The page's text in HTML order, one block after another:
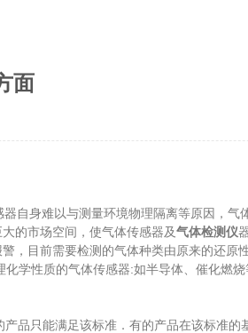
面
自身难以与测量环境物理隔离等原因，气
的市场空间，使气体传感器及气体检测仪
，目前需要检测的气体种类由原来的还原
学性质的气体传感器:如半导体、催化燃
品只能满足该标准．有的产品在该标准的